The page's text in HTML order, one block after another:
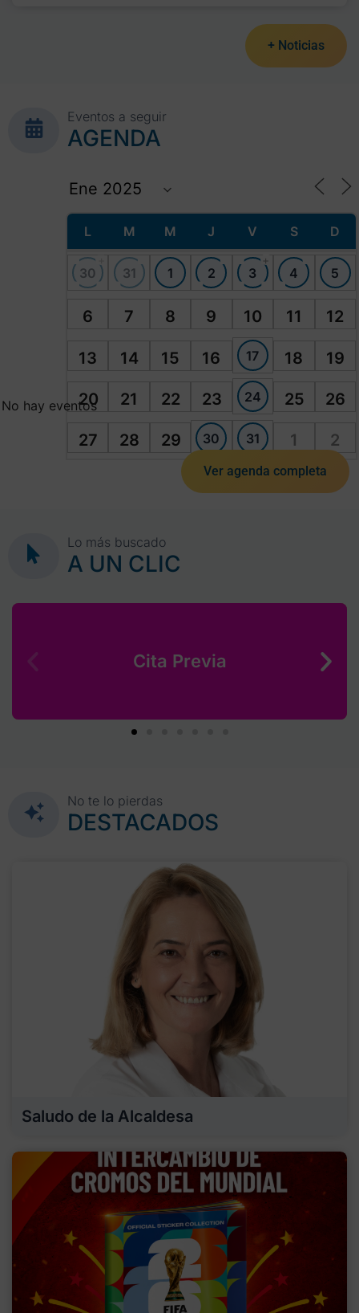
+ Noticias
Eventos a seguir
AGENDA
L M M J V S D
30 31 1 2 3
+
4 5
6 7 8 9 10 11 12
13 14 15 16 17 18 19
20 21 22 23 24 25 26
27 28 29 30 31 1 2
No hay eventos
Ver agenda completa
Lo más buscado
A UN CLIC
Cita Previa
No te lo pierdas
DESTACADOS
Saludo de la Alcaldesa